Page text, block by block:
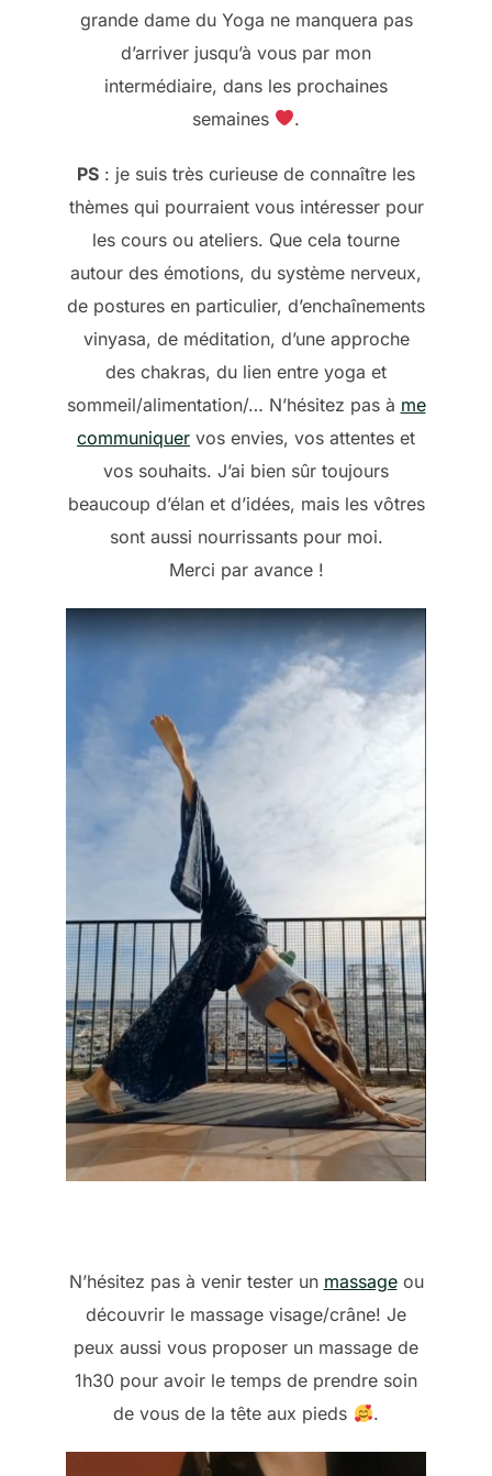
grande dame du Yoga ne manquera pas
d’arriver jusqu’à vous par mon
intermédiaire, dans les prochaines
semaines
.
PS : je suis très curieuse de connaître les
thèmes qui pourraient vous intéresser pour
les cours ou ateliers. Que cela tourne
autour des émotions, du système nerveux,
de postures en particulier, d’enchaînements
vinyasa, de méditation, d’une approche
des chakras, du lien entre yoga et
sommeil/alimentation/… N’hésitez pas à me
communiquer vos envies, vos attentes et
vos souhaits. J’ai bien sûr toujours
beaucoup d’élan et d’idées, mais les vôtres
sont aussi nourrissants pour moi.
Merci par avance !
N’hésitez pas à venir tester un massageou
découvrir le massage visage/crâne! Je
peux aussi vous proposer un massage de
1h30 pour avoir le temps de prendre soin
de vous de la tête aux pieds
.